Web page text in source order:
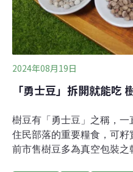
2024年08月19日
「勇士豆」拆開就能吃
樹豆有「勇士豆」之稱，
住民部落的重要糧食，可籽
前市售樹豆多為真空包裝